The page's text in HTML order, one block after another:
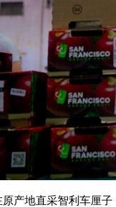
产地直采智利车厘子